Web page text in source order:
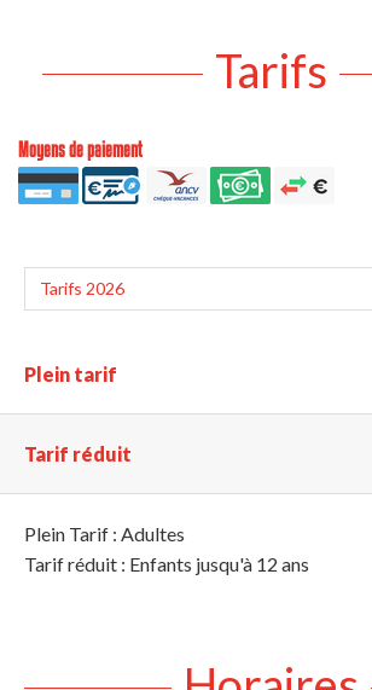
Tarifs
Moyens de paiement
Plein tarif
Tarif réduit
Plein Tarif : Adultes
Tarif réduit : Enfants jusqu'à 12 ans